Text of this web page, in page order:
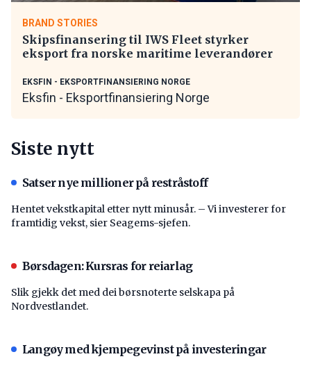
BRAND STORIES
Skipsfinansering til IWS Fleet styrker
eksport fra norske maritime leverandører
EKSFIN - EKSPORTFINANSIERING NORGE
Eksfin - Eksportfinansiering Norge
Siste nytt
Satser nye millioner på restråstoff
Hentet vekstkapital etter nytt minusår. – Vi investerer for
framtidig vekst, sier Seagems-sjefen.
Børsdagen: Kursras for reiarlag
Slik gjekk det med dei børsnoterte selskapa på
Nordvestlandet.
Langøy med kjempegevinst på investeringar